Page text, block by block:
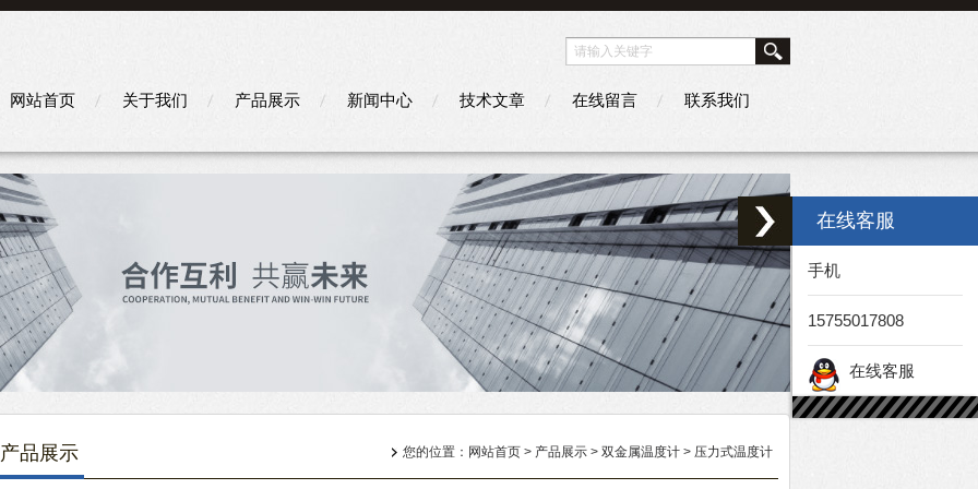
网站首页 关于我们 产品展示 新闻中心 技术文章 在线留言 联系我们
产品展示 您的位置： 网站首页 > 产品展示 > 双金属温度计 > 压力式温度计
在线客服
手机
15755017808
在线客服